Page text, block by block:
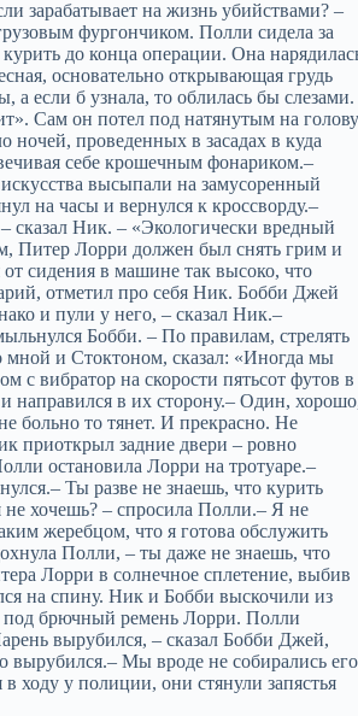
зарабатывает на жизнь убийствами? –
фургончиком. Полли сидела за
до конца операции. Она
основательно открывающая грудь
а если б узнала, то облилась бы слезами.
Сам он потел под натянутым на голову
проведенных в засадах в куда
себе крошечным фонариком.–
высыпали на замусоренный
на часы и вернулся к кроссворду.–
сказал Ник. – «Экологически вредный
Питер Лорри должен был снять грим и
сидения в машине так высоко, что
отметил про себя Ник. Бобби Джей
и пули у него, – сказал Ник.–
Бобби. – По правилам, стрелять
мной и Стоктоном, сказал: «Иногда мы
с вибратор на скорости пятьсот футов в
направился в их сторону.– Один,
больно то тянет. И прекрасно. Не
приоткрыл задние двери – ровно
остановила Лорри на тротуаре.–
Ты разве не знаешь, что курить
хочешь? – спросила Полли.– Я не
жеребцом, что я готова обслужить
Полли, – ты даже не знаешь, что
Лорри в солнечное сплетение, выбив
на спину. Ник и Бобби выскочили из
под брючный ремень Лорри. Полли
вырубился, – сказал Бобби Джей,
вырубился.– Мы вроде не собирались его
ходу у полиции, они стянули запястья